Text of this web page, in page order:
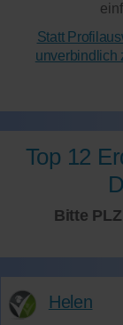
Statt
unverbindlich
Top 12
Bitte
Helen